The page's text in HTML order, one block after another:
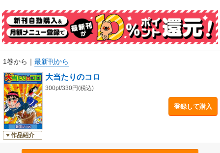
1巻から ｜ 最新刊から
作品紹介
大当たりのコロ
300pt/330円(税込)
登録して購入